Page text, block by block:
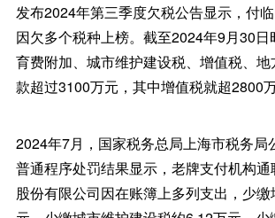
发布2024年第三季度欠税公告显示，付
因欠多个税种上榜。截至2024年9月30日
育费附加、城市维护建设税、增值税、
款超过3100万元，其中增值税就超2800万
2024年7月，国家税务总局上海市税务局
普通程序处罚结果显示，老牌支付机构
股份有限公司因在账簿上多列支出，少